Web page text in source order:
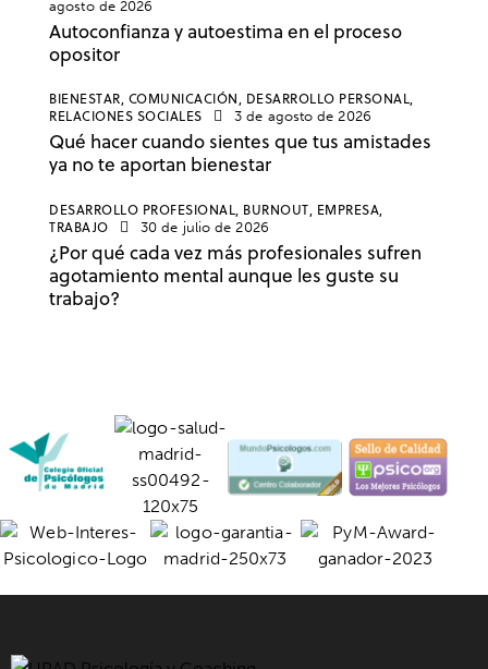
agosto de 2026
Autoconfianza y autoestima en el proceso
opositor
BIENESTAR, COMUNICACIÓN, DESARROLLO PERSONAL,
RELACIONES SOCIALES
3 de agosto de 2026
Qué hacer cuando sientes que tus amistades
ya no te aportan bienestar
DESARROLLO PROFESIONAL, BURNOUT, EMPRESA,
TRABAJO
30 de julio de 2026
¿Por qué cada vez más profesionales sufren
agotamiento mental aunque les guste su
trabajo?